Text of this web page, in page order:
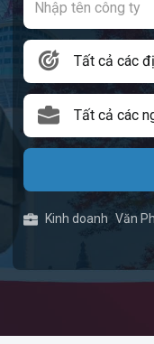
Tất cả các
Tất cả các
Kinh doanh Văn